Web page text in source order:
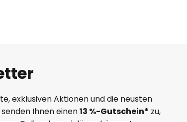
exklusiven Aktionen und die neusten
Ihnen einen13 %-Gutschein* zu,